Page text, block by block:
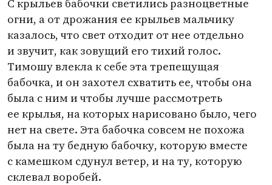
С крыльев бабочки светились разноцветные
огни, а от дрожания ее крыльев мальчику
казалось, что свет отходит от нее отдельно
и звучит, как зовущий его тихий голос.
Тимошу влекла к себе эта трепещущая
бабочка, и он захотел схватить ее, чтобы она
была с ним и чтобы лучше рассмотреть
ее крылья, на которых нарисовано было, чего
нет на свете. Эта бабочка совсем не похожа
была на ту бедную бабочку, которую вместе
с камешком сдунул ветер, и на ту, которую
склевал воробей.